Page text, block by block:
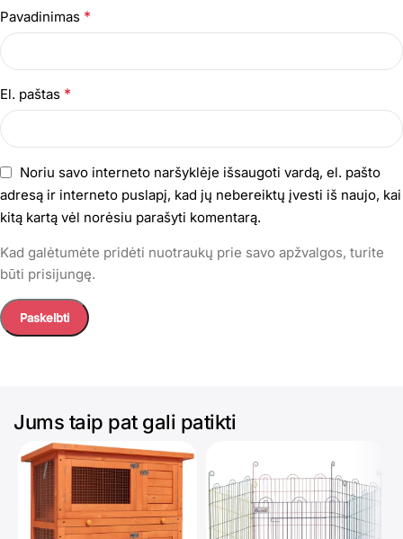
Pavadinimas *
El. paštas *
Noriu savo interneto naršyklėje išsaugoti vardą, el. pašto
adresą ir interneto puslapį, kad jų nebereiktų įvesti iš naujo, kai
kitą kartą vėl norėsiu parašyti komentarą.
Kad galėtumėte pridėti nuotraukų prie savo apžvalgos, turite
būti prisijungę.
Jums taip pat gali patikti